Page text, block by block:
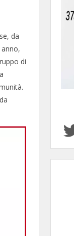
da
di